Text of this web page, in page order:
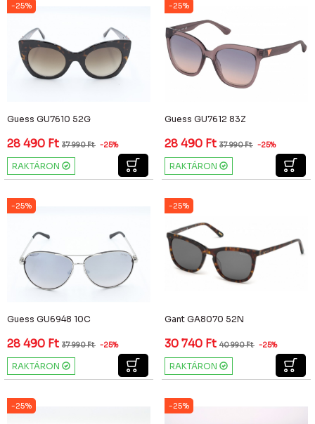
-25%
Guess GU7610 52G
28 490 Ft 37 990Ft -25%
RAKTÁRON
-25%
Guess GU7612 83Z
28 490 Ft 37 990Ft -25%
RAKTÁRON
-25%
Guess GU6948 10C
28 490 Ft 37 990Ft -25%
RAKTÁRON
-25%
Gant GA8070 52N
30 740 Ft 40 990Ft -25%
RAKTÁRON
-25% -25%